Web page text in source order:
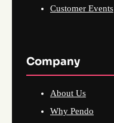
Customer Events
Company
About Us
Why Pendo